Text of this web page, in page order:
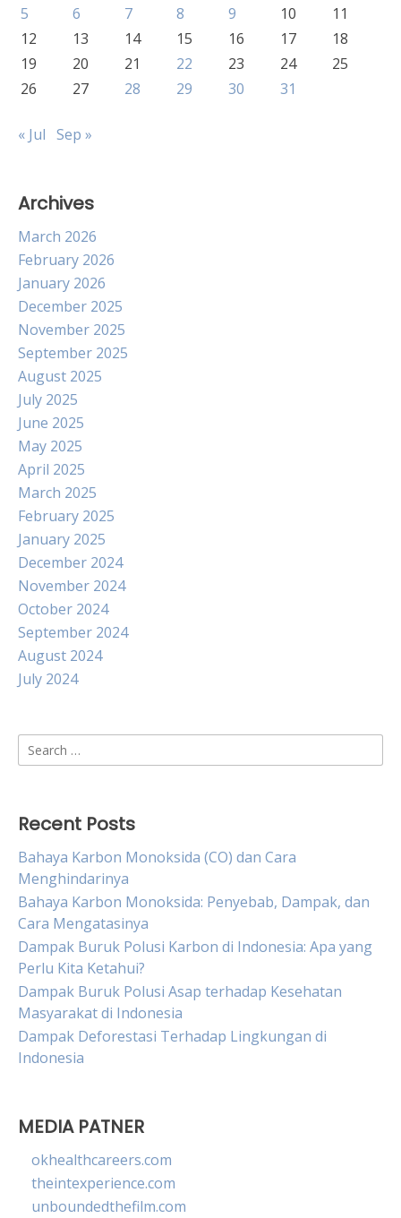
5
6 7 8 9 10
11
12
13 14 15 16 17
18
19
20 21 22 23 24
25
26
27 28 29 30 31
« Jul Sep »
Archives
March 2026
February 2026
January 2026
December 2025
November 2025
September 2025
August 2025
July 2025
June 2025
May 2025
April 2025
March 2025
February 2025
January 2025
December 2024
November 2024
October 2024
September 2024
August 2024
July 2024
Search
for:
Recent Posts
Bahaya Karbon Monoksida (CO) dan Cara
Menghindarinya
Bahaya Karbon Monoksida: Penyebab, Dampak, dan
Cara Mengatasinya
Dampak Buruk Polusi Karbon di Indonesia: Apa yang
Perlu Kita Ketahui?
Dampak Buruk Polusi Asap terhadap Kesehatan
Masyarakat di Indonesia
Dampak Deforestasi Terhadap Lingkungan di
Indonesia
MEDIA PATNER
okhealthcareers.com
theintexperience.com
unboundedthefilm.com